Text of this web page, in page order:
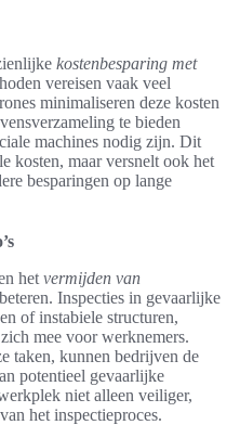
kostenbesparing met
vereisen vaak veel
minimaliseren deze kosten
te bieden
machines nodig zijn. Dit
kosten, maar versnelt ook het
besparingen op lange
het vermijden van
Inspecties in gevaarlijke
of instabiele structuren,
mee voor werknemers.
taken, kunnen bedrijven de
potentieel gevaarlijke
niet alleen veiliger,
het inspectieproces.